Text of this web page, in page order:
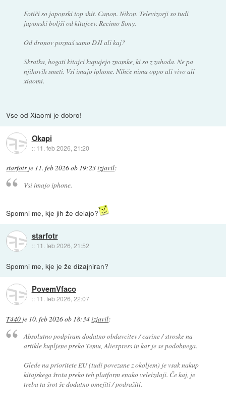
Fotiči so japonski top shit. Canon. Nikon. Televizorji so tudi
japonski boljši od kitajcev. Recimo Sony.
Od dronov poznaš samo DJI ali kaj?
Skratka, bogati kitajci kupujejo znamke, ki so z zahoda. Ne pa
njihovih smeti. Vsi imajo iphone. Nihče nima oppo ali vivo ali
xiaomi.
Vse od Xiaomi je dobro!
Okapi
:: 11. feb 2026, 21:20
starfotrje 11. feb 2026 ob 19:23izjavil:
Vsi imajo iphone.
Spomni me, kje jih že delajo?
starfotr
:: 11. feb 2026, 21:52
Spomni me, kje je že dizajniran?
PovemVfaco
:: 11. feb 2026, 22:07
T440 je 10. feb 2026 ob 18:34izjavil:
Absolutno podpiram dodatno obdavcitev / carine / stroske na
artikle kupljene preko Temu, Aliexpress in kar je se podobnega.
Glede na prioritete EU (tudi povezane z okoljem) je vsak nakup
kitajskega šrota preko teh platform enako veleizdaji. Če kaj, je
treba ta šrot še dodatno omejiti / podražiti.